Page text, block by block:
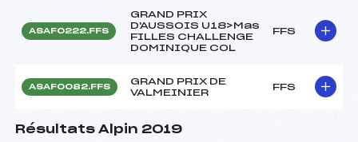
ASAF0222.FFS
GRAND PRIX
D'AUSSOIS U18>Mas
FILLES CHALLENGE
DOMINIQUE COL
FFS
ASAF0082.FFS
GRAND PRIX DE
VALMEINIER
FFS
Résultats Alpin 2019